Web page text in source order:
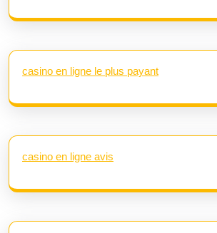
casino en ligne le plus payant
casino en ligne avis